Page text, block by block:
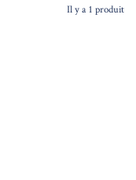
Il y a 1 produit